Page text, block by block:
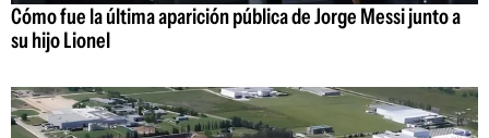
Cómo fue la última aparición pública de Jorge Messi junto a
su hijo Lionel